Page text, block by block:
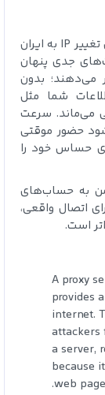
شاید در نگاه اول، پروکسی گزینه‌ای ساده برای تغییر IP به ایران
جدی پنهان
می‌دهند؛ بدون
شما مثل
می‌ماند. سرعت
حضور موقتی
حساس خود را
به حساب‌های
اتصال واقعی،
است.
A proxy
provides
internet.
attackers
a server,
because
web